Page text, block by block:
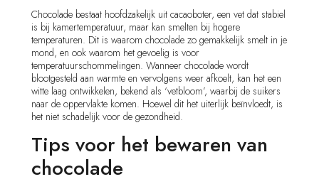
Chocolade bestaat hoofdzakelijk uit cacaoboter, een vet dat stabiel
is bij kamertemperatuur, maar kan smelten bij hogere
temperaturen. Dit is waarom chocolade zo gemakkelijk smelt in je
mond, en ook waarom het gevoelig is voor
temperatuurschommelingen. Wanneer chocolade wordt
blootgesteld aan warmte en vervolgens weer afkoelt, kan het een
witte laag ontwikkelen, bekend als ‘vetbloom’, waarbij de suikers
naar de oppervlakte komen. Hoewel dit het uiterlijk beïnvloedt, is
het niet schadelijk voor de gezondheid.
Tips voor het bewaren van
chocolade